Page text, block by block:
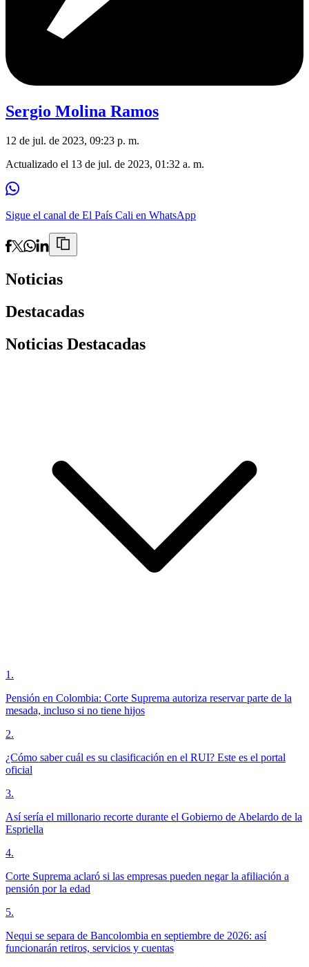
Sergio Molina Ramos
12 de jul. de 2023, 09:23 p. m.
Actualizado el 13 de jul. de 2023, 01:32 a. m.
Sigue el canal de El País Cali en WhatsApp
Noticias
Destacadas
Noticias Destacadas
1 .
Pensión en Colombia: Corte Suprema autoriza reservar parte de la
mesada, incluso si no tiene hijos
2.
¿Cómo saber cuál es su clasificación en el RUI? Este es el portal
oficial
3.
Así sería el millonario recorte durante el Gobierno de Abelardo de la
Espriella
4.
Corte Suprema aclaró si las empresas pueden negar la afiliación a
pensión por la edad
5.
Nequi se separa de Bancolombia en septiembre de 2026: así
funcionarán retiros, servicios y cuentas